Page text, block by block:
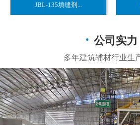
JBL-135填缝剂...
公司实力